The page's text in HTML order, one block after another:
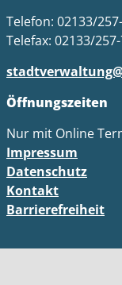
Telefon: 02133/
Telefax: 02133/
Öffnungszeiten
Nur mit Online
Impressum
Datenschutz
Kontakt
Barrierefreiheit